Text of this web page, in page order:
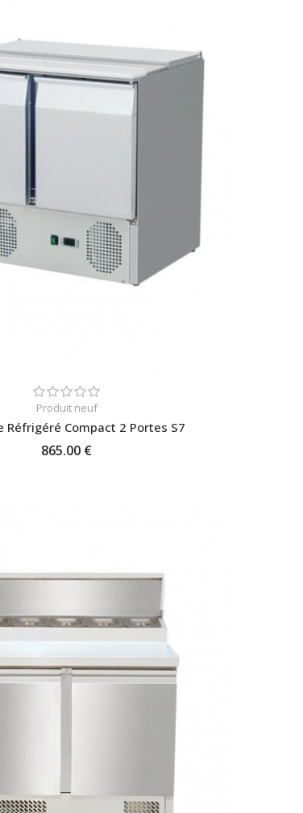
Produit neuf
Réfrigéré Compact 2 Portes S7
865.00 €